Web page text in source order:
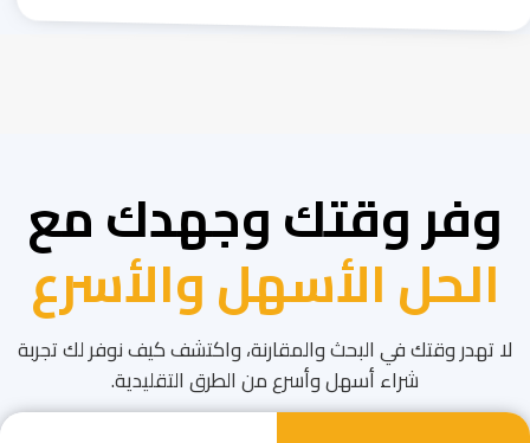
وفر وقتك وجهدك مع
الحل الأسهل والأسرع
لا تهدر وقتك في البحث والمقارنة، واكتشف كيف نوفر لك تجربة
شراء أسهل وأسرع من الطرق التقليدية.